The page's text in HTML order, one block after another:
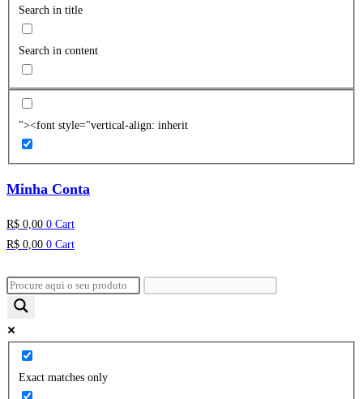
Search in title
Search in content
"><font style="vertical-align: inherit
Minha Conta
R$ 0,00 0 Cart
R$ 0,00 0 Cart
Exact matches only